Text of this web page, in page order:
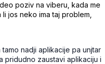
poziv na viberu, kada me
jos neko ima taj problem,
nadji aplikacije pa unjtar
pridudno zaustavi aplikaciju i